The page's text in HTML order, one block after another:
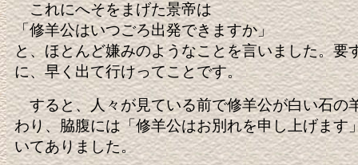
これにへそをまげた景帝は
「修羊公はいつごろ出発できますか」
と、ほとんど嫌みのようなことを言いました。要
に、早く出て行けってことです。
すると、人々が見ている前で修羊公が白い石の
わり、脇腹には「修羊公はお別れを申し上げます
いてありました。